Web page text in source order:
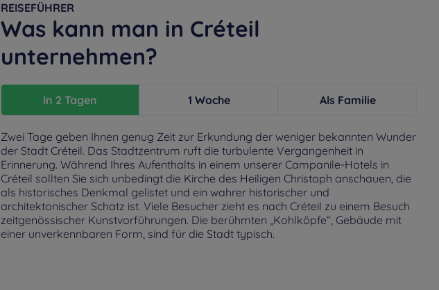
REISEFÜHRER
Was kann man in Créteil
unternehmen?
In 2 Tagen 1 Woche Als Familie
Zwei Tage geben Ihnen genug Zeit zur Erkundung der weniger bekannten Wunder
der Stadt Créteil. Das Stadtzentrum ruft die turbulente Vergangenheit in
Erinnerung. Während Ihres Aufenthalts in einem unserer Campanile-Hotels in
Créteil sollten Sie sich unbedingt die Kirche des Heiligen Christoph anschauen, die
als historisches Denkmal gelistet und ein wahrer historischer und
architektonischer Schatz ist. Viele Besucher zieht es nach Créteil zu einem Besuch
zeitgenössischer Kunstvorführungen. Die berühmten „Kohlköpfe“, Gebäude mit
einer unverkennbaren Form, sind für die Stadt typisch.